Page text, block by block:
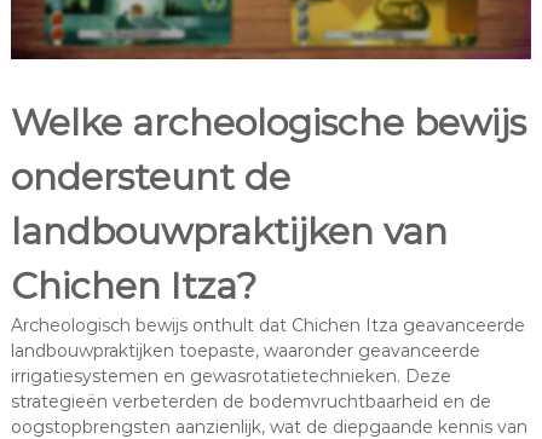
Welke archeologische bewijs
ondersteunt de
landbouwpraktijken van
Chichen Itza?
Archeologisch bewijs onthult dat Chichen Itza geavanceerde
landbouwpraktijken toepaste, waaronder geavanceerde
irrigatiesystemen en gewasrotatietechnieken. Deze
strategieën verbeterden de bodemvruchtbaarheid en de
oogstopbrengsten aanzienlijk, wat de diepgaande kennis van